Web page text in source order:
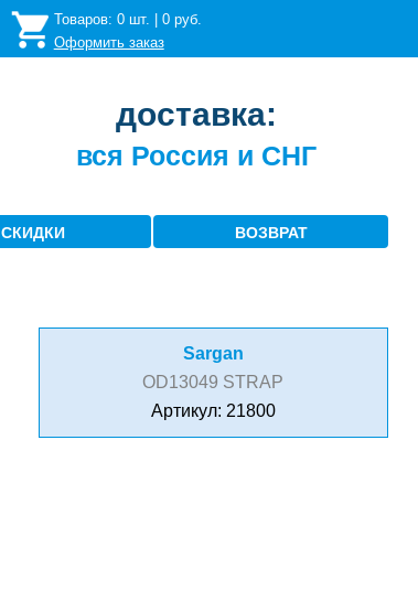
Товаров: 0шт. | 0руб.
Оформить заказ
доставка:
вся Россия и СНГ
СКИДКИ ВОЗВРАТ
Sargan
OD13049 STRAP
Артикул: 21800